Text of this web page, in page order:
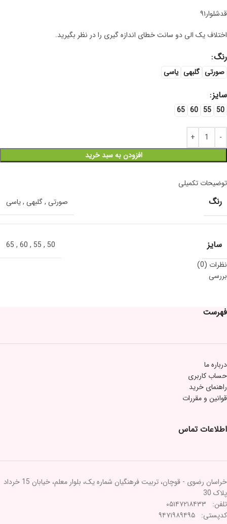
قد‌شلوار۹۱
اختلاف یک الی دو سانت خطای اندازه گیری را در نظر بگیرید.
رنگ
صورتی گلبهی یاسی
سایز
50
55
60
65
افزودن به سبد خرید
توضیحات تکمیلی
رنگ صورتی ,گلبهی ,یاسی
سایز 50
,
55
,
60
,
65
نظرات (0)
بررسی
فهرست
درباره ما
حساب کاربری
راهنمای خرید
قوانین و مقررات
اطلاعات تماس
خراسان رضوی - قوچان، تربیت فرهنگیان شماره یک، بلوار معلم، خیابان 15 خرداد
پلاک 30
تلفن: ۰۵۱۴۷۲۱۸۴۳۳
کدپستی: ۹۴۷۱۹۸۹۴۹۵